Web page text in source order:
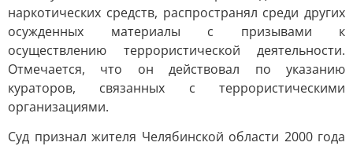
наркотических средств, распространял среди других
осужденных материалы с призывами к
осуществлению террористической деятельности.
Отмечается, что он действовал по указанию
кураторов, связанных с террористическими
организациями.
Суд признал жителя Челябинской области 2000 года